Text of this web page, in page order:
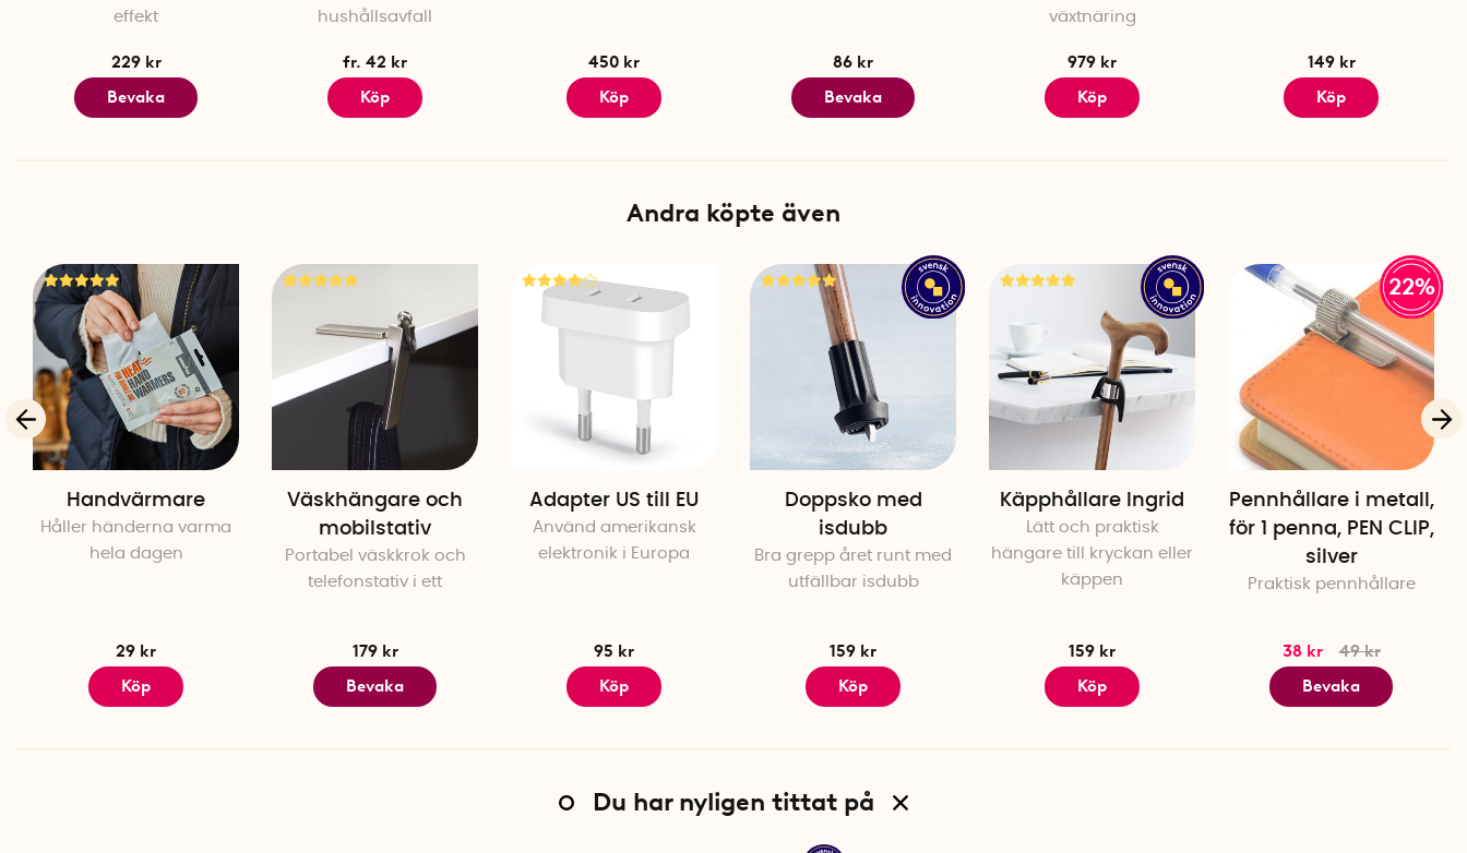
effekt
229 kr
Bevaka
hushållsavfall
fr. 42 kr
Köp
450 kr
Köp
86 kr
Bevaka
växtnäring
979 kr
Köp
149 kr
Köp
Andra köpte även
Handvärmare
Håller händerna varma
hela dagen
29 kr
Köp
Väskhängare och
mobilstativ
Portabel väskkrok och
telefonstativ i ett
179 kr
Bevaka
Adapter US till EU
Använd amerikansk
elektronik i Europa
95 kr
Köp
Doppsko med
isdubb
Bra grepp året runt med
utfällbar isdubb
159 kr
Köp
Käpphållare Ingrid
Lätt och praktisk
hängare till kryckan eller
käppen
159 kr
Köp
22%
Pennhållare i metall,
för 1 penna, PEN CLIP,
silver
Praktisk pennhållare
38 kr
49 kr
Bevaka
Du har nyligen tittat på